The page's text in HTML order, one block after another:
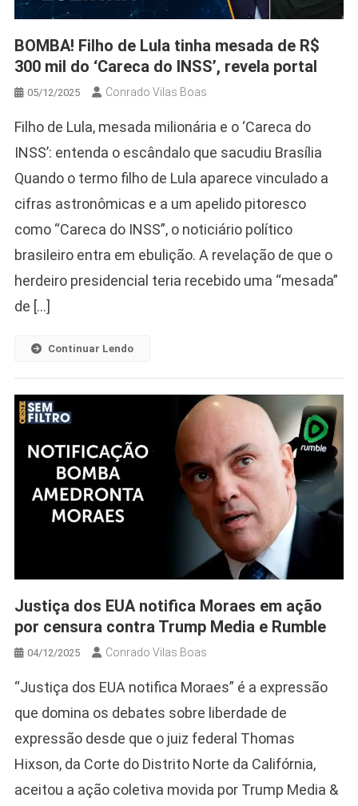
BOMBA! Filho de Lula tinha mesada de R$
300 mil do ‘Careca do INSS’, revela portal
05/12/2025 Conrado Vilas Boas
Filho de Lula, mesada milionária e o ‘Careca do
INSS’: entenda o escândalo que sacudiu Brasília
Quando o termo filho de Lula aparece vinculado a
cifras astronômicas e a um apelido pitoresco
como “Careca do INSS”, o noticiário político
brasileiro entra em ebulição. A revelação de que o
herdeiro presidencial teria recebido uma “mesada”
de […]
Continuar Lendo
Justiça dos EUA notifica Moraes em ação
por censura contra Trump Media e Rumble
04/12/2025 Conrado Vilas Boas
“Justiça dos EUA notifica Moraes” é a expressão
que domina os debates sobre liberdade de
expressão desde que o juiz federal Thomas
Hixson, da Corte do Distrito Norte da Califórnia,
aceitou a ação coletiva movida por Trump Media &